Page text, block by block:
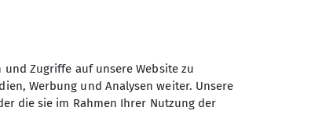
Zugriffe auf unsere Website zu
Werbung und Analysen weiter. Unsere
die sie im Rahmen Ihrer Nutzung der